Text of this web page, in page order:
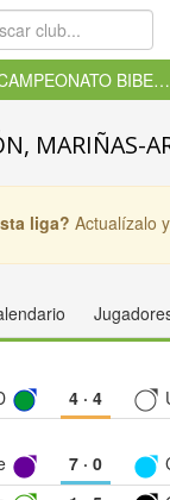
CAMPEONATO BIBERÓN, MARIÑAS-...
MARIÑAS-
liga? Actualízalo
4· 4
7· 0